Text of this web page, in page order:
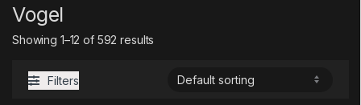
Vogel
Showing 1–12 of 592 results
Filters